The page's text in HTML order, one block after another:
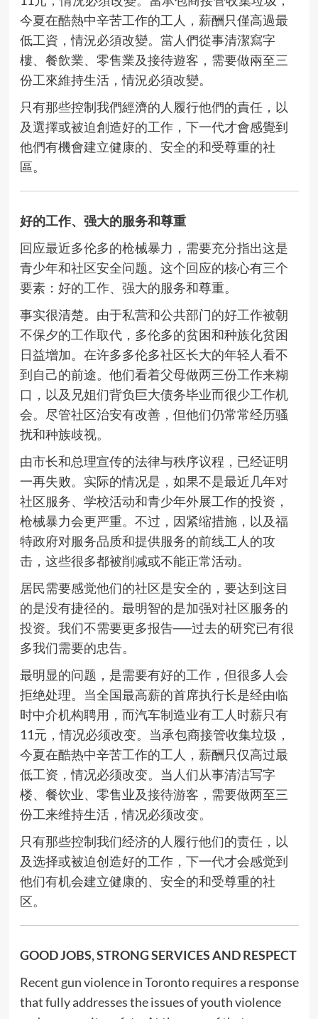
今夏在酷熱中辛苦工作的工人，薪酬只僅高過最
低工資，情況必須改變。當人們從事清潔寫字
樓、餐飲業、零售業及接待遊客，需要做兩至三
份工來維持生活，情況必須改變。
只有那些控制我們經濟的人履行他們的責任，以
及選擇或被迫創造好的工作，下一代才會感覺到
他們有機會建立健康的、安全的和受尊重的社
區。
好的工作、强大的服务和尊重
回应最近多伦多的枪械暴力，需要充分指出这是
青少年和社区安全问题。这个回应的核心有三个
要素：好的工作、强大的服务和尊重。
事实很清楚。由于私营和公共部门的好工作被朝
不保夕的工作取代，多伦多的贫困和种族化贫困
日益增加。在许多多伦多社区长大的年轻人看不
到自己的前途。他们看着父母做两三份工作来糊
口，以及兄姐们背负巨大债务毕业而很少工作机
会。尽管社区治安有改善，但他们仍常常经历骚
扰和种族歧视。
由市长和总理宣传的法律与秩序议程，已经证明
一再失败。实际的情况是，如果不是最近几年对
社区服务、学校活动和青少年外展工作的投资，
枪械暴力会更严重。不过，因紧缩措施，以及福
特政府对服务品质和提供服务的前线工人的攻
击，这些很多都被削减或不能正常活动。
居民需要感觉他们的社区是安全的，要达到这目
的是没有捷径的。最明智的是加强对社区服务的
投资。我们不需要更多报告──过去的研究已有很
多我们需要的忠告。
最明显的问题，是需要有好的工作，但很多人会
拒绝处理。当全国最高薪的首席执行长是经由临
时中介机构聘用，而汽车制造业有工人时薪只有
11元，情况必须改变。当承包商接管收集垃圾，
今夏在酷热中辛苦工作的工人，薪酬只仅高过最
低工资，情况必须改变。当人们从事清洁写字
楼、餐饮业、零售业及接待游客，需要做两至三
份工来维持生活，情况必须改变。
只有那些控制我们经济的人履行他们的责任，以
及选择或被迫创造好的工作，下一代才会感觉到
他们有机会建立健康的、安全的和受尊重的社
区。
GOOD JOBS, STRONG SERVICES AND RESPECT
Recent gun violence in Toronto requires a response
that fully addresses the issues of youth violence